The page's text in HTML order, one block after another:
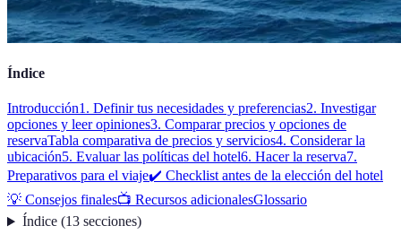
Índice
Introducción1. Definir tus necesidades y preferencias2. Investigar
opciones y leer opiniones3. Comparar precios y opciones de
reservaTabla comparativa de precios y servicios4. Considerar la
ubicación5. Evaluar las políticas del hotel6. Hacer la reserva7.
Preparativos para el viaje✔️ Checklist antes de la elección del hotel
💡 Consejos finales📺 Recursos adicionalesGlossario
Índice(13 secciones)